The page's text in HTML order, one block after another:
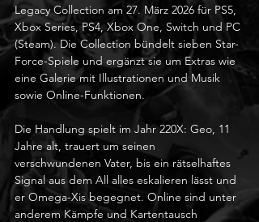
Legacy Collection am 27. März 2026 für PS5,
Xbox Series, PS4, Xbox One, Switch und PC
(Steam). Die Collection bündelt sieben Star-
Force-Spiele und ergänzt sie um Extras wie
eine Galerie mit Illustrationen und Musik
sowie Online-Funktionen.
Die Handlung spielt im Jahr 220X: Geo, 11
Jahre alt, trauert um seinen
verschwundenen Vater, bis ein rätselhaftes
Signal aus dem All alles eskalieren lässt und
er Omega-Xis begegnet. Online sind unter
anderem Kämpfe und Kartentausch